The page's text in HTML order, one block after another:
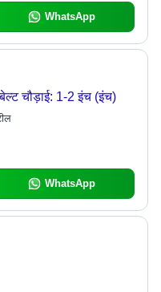
WhatsApp
चौड़ाई: 1-2 इंच (इंच)
WhatsApp